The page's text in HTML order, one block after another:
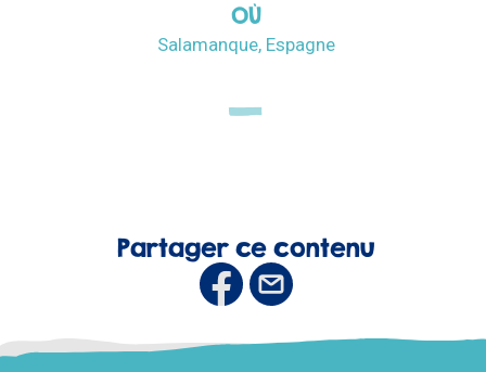
OÙ
Salamanque, Espagne
Partager ce contenu